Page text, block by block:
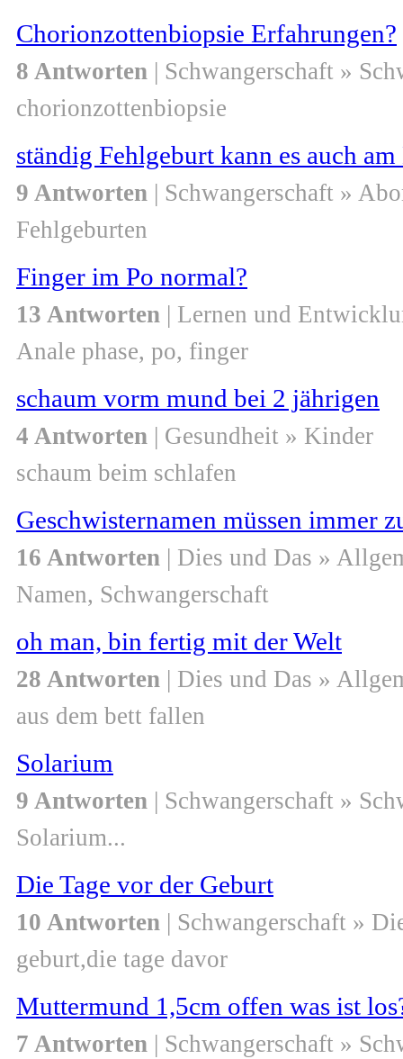
Chorionzottenbiopsie Erfahrungen?
8 Antworten | Schwangerschaft »
chorionzottenbiopsie
ständig Fehlgeburt kann es auch
9 Antworten | Schwangerschaft »
Fehlgeburten
Finger im Po normal?
13 Antworten | Lernen und
Anale phase, po, finger
schaum vorm mund bei 2 jährigen
4 Antworten | Gesundheit » Kinder
schaum beim schlafen
Geschwisternamen müssen immer
16 Antworten | Dies und Das »
Namen, Schwangerschaft
oh man, bin fertig mit der Welt
28 Antworten | Dies und Das »
aus dem bett fallen
Solarium
9 Antworten | Schwangerschaft »
Solarium...
Die Tage vor der Geburt
10 Antworten | Schwangerschaft »
geburt,die tage davor
Muttermund 1,5cm offen was ist
7 Antworten | Schwangerschaft »